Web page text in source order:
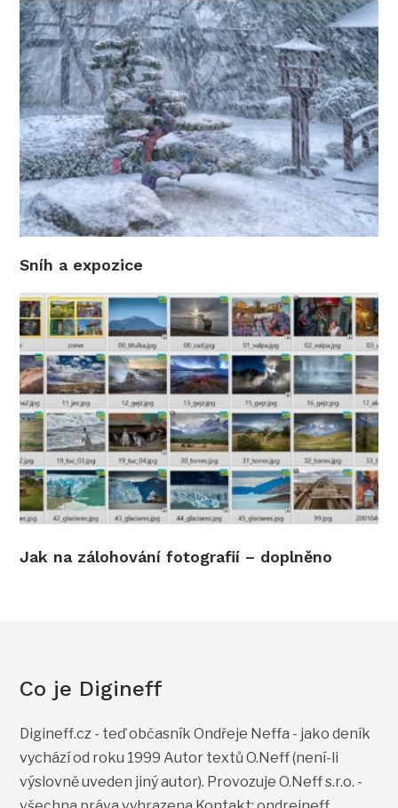
Sníh a expozice
Jak na zálohování fotografií – doplněno
Co je Digineff
Digineff.cz - teď občasník Ondřeje Neffa - jako deník
vychází od roku 1999 Autor textů O.Neff (není-li
výslovně uveden jiný autor). Provozuje O.Neff s.r.o. -